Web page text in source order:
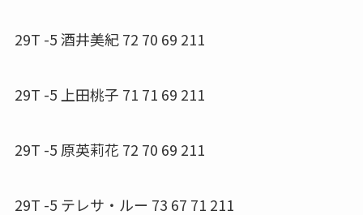
29T -5 酒井美紀 72 70 69 211
29T -5 上田桃子 71 71 69 211
29T -5 原英莉花 72 70 69 211
29T -5 テレサ・ルー 73 67 71 211